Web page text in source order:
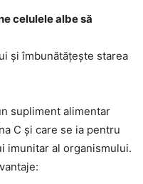
celulele albe să
și îmbunătățește starea
supliment alimentar
C și care se ia pentru
imunitar al organismului.